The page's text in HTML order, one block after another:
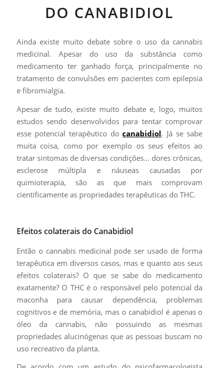
DO CANABIDIOL
Ainda existe muito debate sobre o uso da cannabis
medicinal. Apesar do uso da substância como
medicamento ter ganhado força, principalmente no
tratamento de convulsões em pacientes com epilepsia
e fibromialgia.
Apesar de tudo, existe muito debate e, logo, muitos
estudos sendo desenvolvidos para tentar comprovar
esse potencial terapêutico docanabidiol. Já se sabe
muita coisa, como por exemplo os seus efeitos ao
tratar sintomas de diversas condições… dores crônicas,
esclerose múltipla e náuseas causadas por
quimioterapia, são as que mais comprovam
cientificamente as propriedades terapêuticas do THC.
Efeitos colaterais do Canabidiol
Então o cannabis medicinal pode ser usado de forma
terapêutica em diversos casos, mas e quanto aos seus
efeitos colaterais? O que se sabe do medicamento
exatamente? O THC é o responsável pelo potencial da
maconha para causar dependência, problemas
cognitivos e de memória, mas o canabidiol é apenas o
óleo da cannabis, não possuindo as mesmas
propriedades alucinógenas que as pessoas buscam no
uso recreativo da planta.